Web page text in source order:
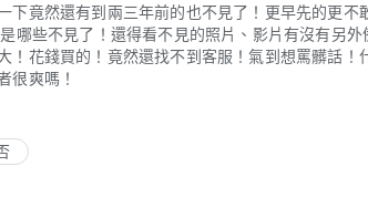
下竟然還有到兩三年前的也不見了！更早先的更不
哪些不見了！還得看不見的照片、影片有沒有另
！花錢買的！竟然還找不到客服！氣到想罵髒話！
很爽嗎！